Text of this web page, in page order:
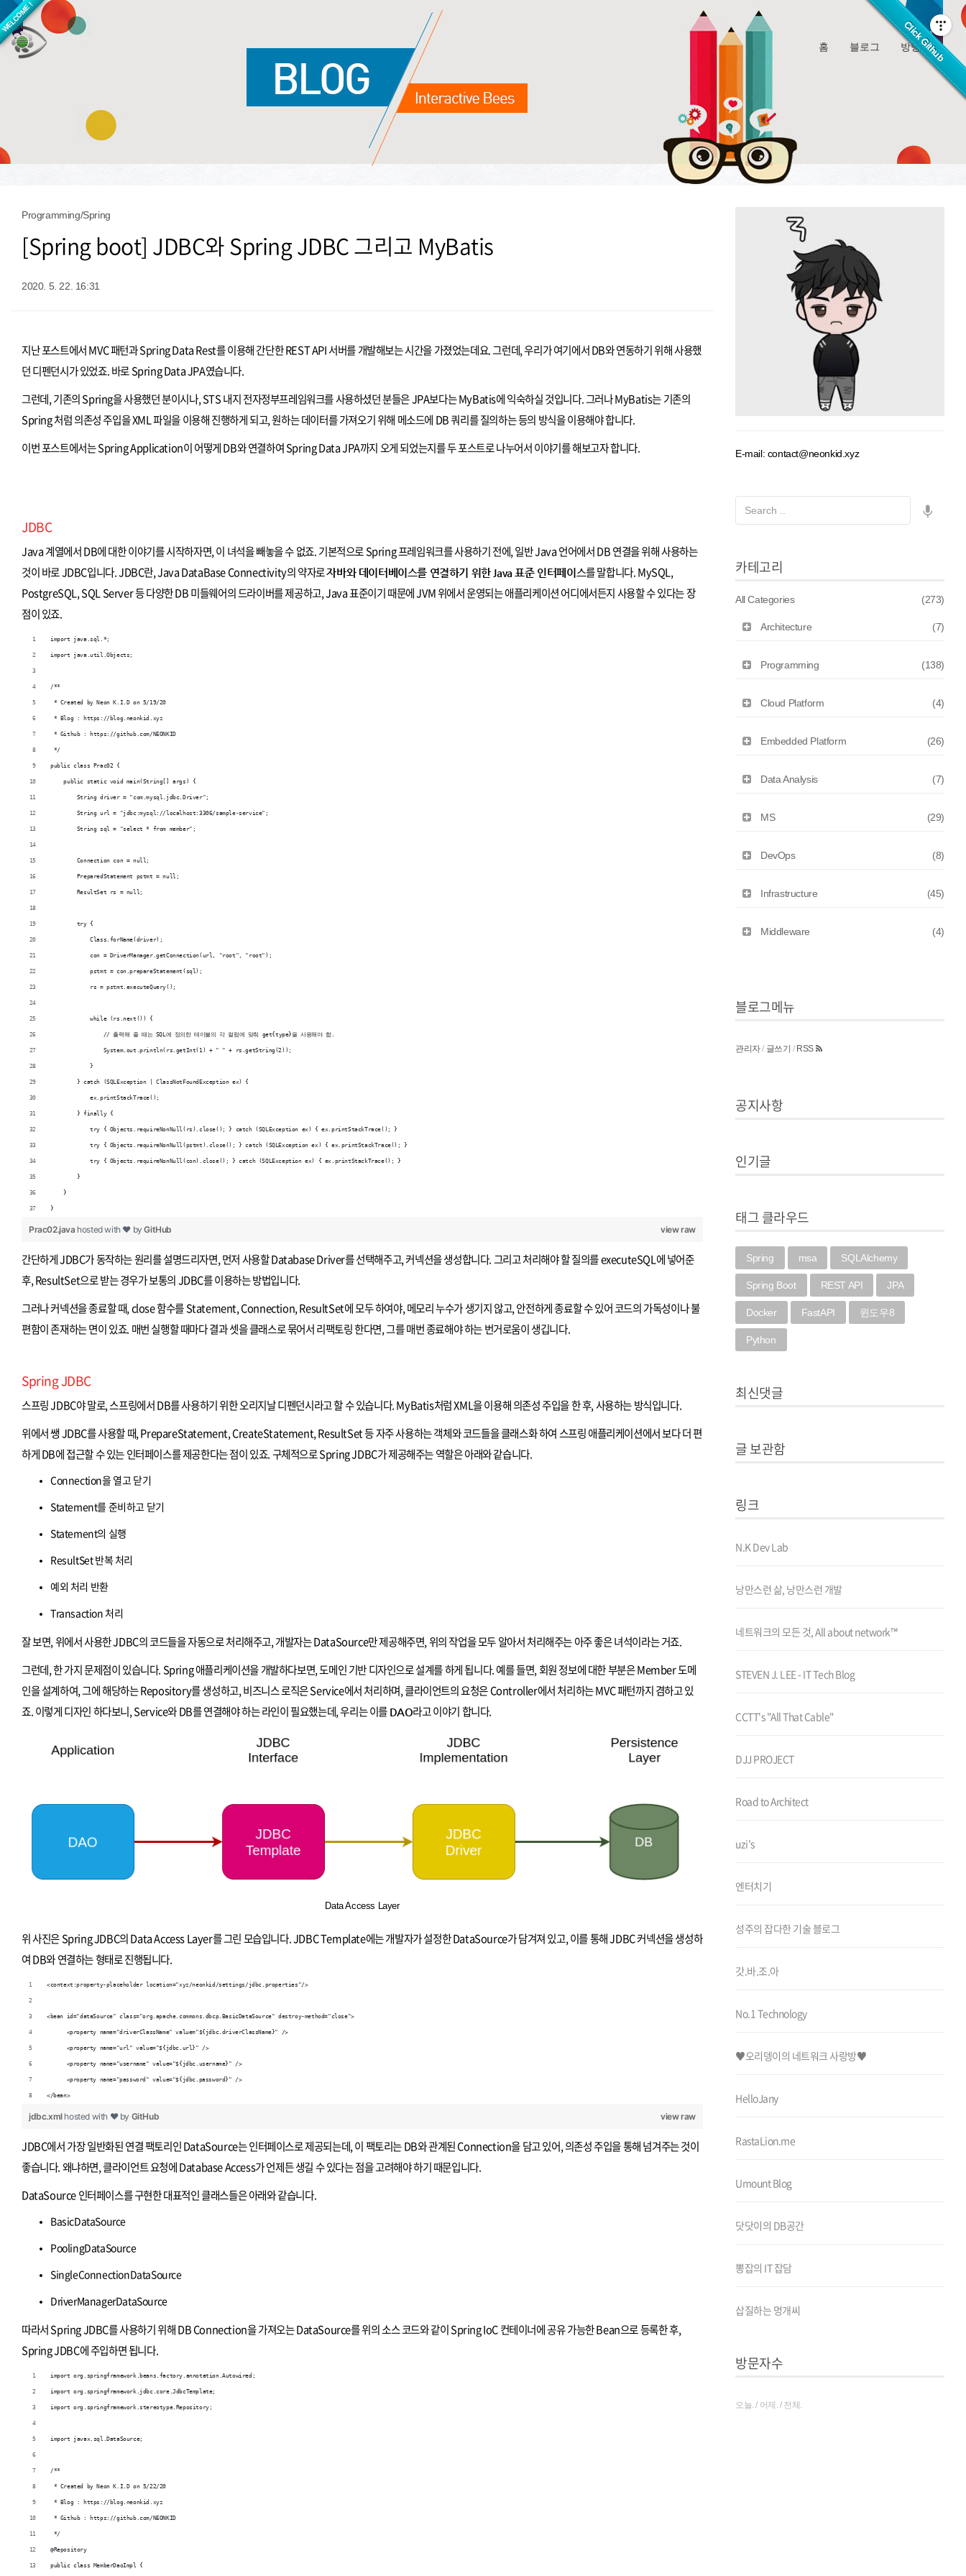
WELCOME !
홈 블로그 방명록
Programming/Spring
[Spring boot] JDBC와 Spring JDBC 그리고 MyBatis
2020. 5. 22. 16:31
지난 포스트에서 MVC 패턴과 Spring Data Rest를 이용해 간단한 REST API 서버를 개발해보는 시간을 가졌었는데요. 그런데, 우리가 여기에서 DB와 연동하기 위해 사용했
던 디펜던시가 있었죠. 바로 Spring Data JPA였습니다.
그런데, 기존의 Spring을 사용했던 분이시나, STS 내지 전자정부프레임워크를 사용하셨던 분들은 JPA보다는 MyBatis에 익숙하실 것입니다. 그러나 MyBatis는 기존의
Spring 처럼 의존성 주입을 XML 파일을 이용해 진행하게 되고, 원하는 데이터를 가져오기 위해 메소드에 DB 쿼리를 질의하는 등의 방식을 이용해야 합니다.
이번 포스트에서는 Spring Application이 어떻게 DB와 연결하여 Spring Data JPA까지 오게 되었는지를 두 포스트로 나누어서 이야기를 해보고자 합니다.
JDBC
Java 계열에서 DB에 대한 이야기를 시작하자면, 이 녀석을 빼놓을 수 없죠. 기본적으로 Spring 프레임워크를 사용하기 전에, 일반 Java 언어에서 DB 연결을 위해 사용하는
것이 바로 JDBC입니다. JDBC란, Java DataBase Connectivity의 약자로자바와 데이터베이스를 연결하기 위한 Java 표준 인터페이스를 말합니다. MySQL,
PostgreSQL, SQL Server 등 다양한 DB 미들웨어의 드라이버를 제공하고, Java 표준이기 때문에 JVM 위에서 운영되는 애플리케이션 어디에서든지 사용할 수 있다는 장
점이 있죠.
import java.sql.*;
import java.util.Objects;
/**
* Created by Neon K.I.D on 5/19/20
* Blog : https://blog.neonkid.xyz
* Github : https://github.com/NEONKID
*/
public class Prac02 {
    public static void main(String[] args) {
        String driver = "com.mysql.jdbc.Driver";
        String url = "jdbc:mysql://localhost:3306/sample-service";
        String sql = "select * from member";
        Connection con = null;
        PreparedStatement pstmt = null;
        ResultSet rs = null;
        try {
            Class.forName(driver);
            con = DriverManager.getConnection(url, "root", "root");
            pstmt = con.prepareStatement(sql);
            rs = pstmt.executeQuery();
            while (rs.next()) {
                // 출력해 줄 때는 SQL에 정의한 테이블의 각 컬럼에 맞춰 get{type}을 사용해야 함.
                System.out.println(rs.getInt(1) + " " + rs.getString(2));
            }
        } catch (SQLException | ClassNotFoundException ex) {
            ex.printStackTrace();
        } finally {
            try { Objects.requireNonNull(rs).close(); } catch (SQLException ex) { ex.printStackTrace(); }
            try { Objects.requireNonNull(pstmt).close(); } catch (SQLException ex) { ex.printStackTrace(); }
            try { Objects.requireNonNull(con).close(); } catch (SQLException ex) { ex.printStackTrace(); }
        }
    }
}
view raw
Prac02.java hosted with ❤ byGitHub
간단하게 JDBC가 동작하는 원리를 설명드리자면, 먼저 사용할 Database Driver를 선택해주고, 커넥션을 생성합니다. 그리고 처리해야 할 질의를 executeSQL에 넣어준
후, ResultSet으로 받는 경우가 보통의 JDBC를 이용하는 방법입니다.
그러나 커넥션을 종료할 때, close 함수를 Statement, Connection, ResultSet에 모두 하여야, 메모리 누수가 생기지 않고, 안전하게 종료할 수 있어 코드의 가독성이나 불
편함이 존재하는 면이 있죠. 매번 실행할 때마다 결과 셋을 클래스로 묶어서 리팩토링 한다면, 그를 매번 종료해야 하는 번거로움이 생깁니다.
Spring JDBC
스프링 JDBC야 말로, 스프링에서 DB를 사용하기 위한 오리지날 디펜던시라고 할 수 있습니다. MyBatis처럼 XML을 이용해 의존성 주입을 한 후, 사용하는 방식입니다.
위에서 쌩 JDBC를 사용할 때, PrepareStatement, CreateStatement, ResultSet 등 자주 사용하는 객체와 코드들을 클래스화 하여 스프링 애플리케이션에서 보다 더 편
하게 DB에 접근할 수 있는 인터페이스를 제공한다는 점이 있죠. 구체적으로 Spring JDBC가 제공해주는 역할은 아래와 같습니다.
Connection을 열고 닫기
Statement를 준비하고 닫기
Statement의 실행
ResultSet 반복 처리
예외 처리 반환
Transaction 처리
잘 보면, 위에서 사용한 JDBC의 코드들을 자동으로 처리해주고, 개발자는 DataSource만 제공해주면, 위의 작업을 모두 알아서 처리해주는 아주 좋은 녀석이라는 거죠.
그런데, 한 가지 문제점이 있습니다. Spring 애플리케이션을 개발하다보면, 도메인 기반 디자인으로 설계를 하게 됩니다. 예를 들면, 회원 정보에 대한 부분은 Member 도메
인을 설계하여, 그에 해당하는 Repository를 생성하고, 비즈니스 로직은 Service에서 처리하며, 클라이언트의 요청은 Controller에서 처리하는 MVC 패턴까지 겸하고 있
죠. 이렇게 디자인 하다보니, Service와 DB를 연결해야 하는 라인이 필요했는데, 우리는 이를 DAO라고 이야기 합니다.
Data Access Layer
위 사진은 Spring JDBC의 Data Access Layer를 그린 모습입니다. JDBC Template에는 개발자가 설정한 DataSource가 담겨져 있고, 이를 통해 JDBC 커넥션을 생성하
여 DB와 연결하는 형태로 진행됩니다.
<context:property-placeholder location="xyz/neonkid/settings/jdbc.properties"/>
<bean id="dataSource" class="org.apache.commons.dbcp.BasicDataSource" destroy-method="close">
      <property name="driverClassName" value="${jdbc.driverClassName}" />
      <property name="url" value="${jdbc.url}" />
      <property name="username" value="${jdbc.username}" />
      <property name="password" value="${jdbc.password}" />
</bean>
view raw
jdbc.xml hosted with ❤ by GitHub
JDBC에서 가장 일반화된 연결 팩토리인 DataSource는 인터페이스로 제공되는데, 이 팩토리는 DB와 관계된 Connection을 담고 있어, 의존성 주입을 통해 넘겨주는 것이
좋습니다. 왜냐하면, 클라이언트 요청에 Database Access가 언제든 생길 수 있다는 점을 고려해야 하기 때문입니다.
DataSource 인터페이스를 구현한 대표적인 클래스들은 아래와 같습니다.
BasicDataSource
PoolingDataSource
SingleConnectionDataSource
DriverManagerDataSource
따라서 Spring JDBC를 사용하기 위해 DB Connection을 가져오는 DataSource를 위의 소스 코드와 같이 Spring IoC 컨테이너에 공유 가능한 Bean으로 등록한 후,
Spring JDBC에 주입하면 됩니다.
import org.springframework.beans.factory.annotation.Autowired;
import org.springframework.jdbc.core.JdbcTemplate;
import org.springframework.stereotype.Repository;
import javax.sql.DataSource;
/**
* Created by Neon K.I.D on 5/22/20
* Blog : https://blog.neonkid.xyz
* Github : https://github.com/NEONKID
*/
@Repository
public class MemberDaoImpl {
E-mail: contact@neonkid.xyz
카테고리
All Categories (273)
Architecture (7)
Programming (138)
Cloud Platform (4)
Embedded Platform (26)
Data Analysis (7)
MS (29)
DevOps (8)
Infrastructure (45)
Middleware (4)
블로그메뉴
관리자/ 글쓰기 / RSS
공지사항
인기글
태그 클라우드
Spring msa SQLAlchemy
Spring Boot REST API JPA
Docker FastAPI 윈도우8
Python
최신댓글
글 보관함
링크
N.K Dev Lab
낭만스런 삶, 낭만스런 개발
네트워크의 모든 것, All about network™
STEVEN J. LEE - IT Tech Blog
CCTT's "All That Cable"
DJJ PROJECT
Road to Architect
uzi's
엔터치기
성주의 잡다한 기술 블로그
갓.바.조.아
No.1 Technology
♥오리뎅이의 네트워크 사랑방♥
HelloJany
RastaLion.me
Umount Blog
닷닷이의 DB공간
뽕잡의 IT 잡담
삽질하는 멍개씨
방문자수
오늘. / 어제. / 전체.